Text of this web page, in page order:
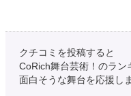
クチコミを投稿すると
CoRich舞台芸術！のラン
面白そうな舞台を応援し